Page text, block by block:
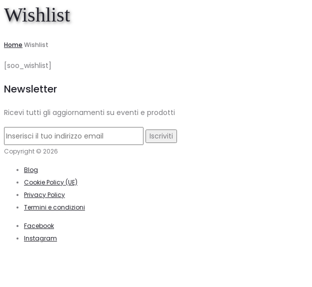
Wishlist
Home Wishlist
[soo_wishlist]
Newsletter
Ricevi tutti gli aggiornamenti su eventi e prodotti
Copyright © 2026
Blog
Cookie Policy (UE)
Privacy Policy
Termini e condizioni
Facebook
Instagram